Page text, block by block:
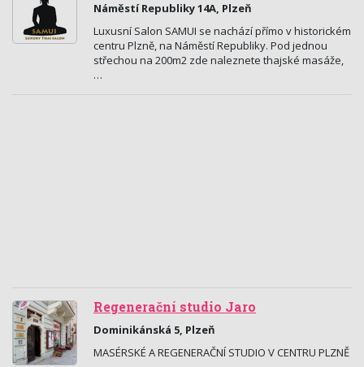
Náměstí Republiky 14A, Plzeň
Luxusní Salon SAMUI se nachází přímo v historickém
centru Plzně, na Náměstí Republiky. Pod jednou
střechou na 200m2 zde naleznete thajské masáže,
…
Regenerační studio Jaro
Dominikánská 5, Plzeň
MASÉRSKÉ A REGENERAČNÍ STUDIO V CENTRU PLZNĚ